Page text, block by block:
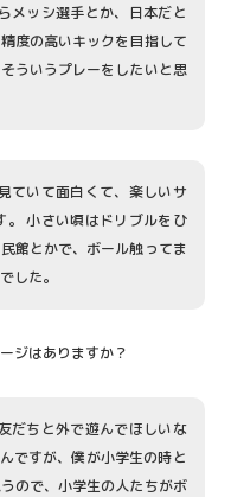
メッシ選手とか、日本だと
度の高いキックを目指して
ういうプレーをしたいと思
ていて面白くて、楽しいサ
。 小さい頃はドリブルをひ
館とかで、ボール触ってま
した。
ジはありますか？
だちと外で遊んでほしいな
ですが、僕が小学生の時と
ので、小学生の人たちがボ